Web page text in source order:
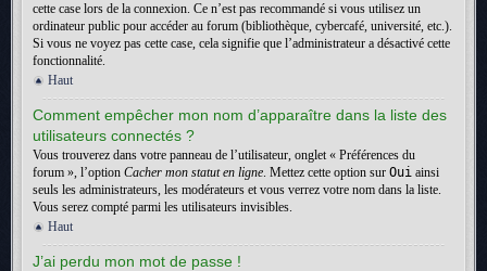
cette case lors de la connexion. Ce n’est pas recommandé si vous utilisez un
ordinateur public pour accéder au forum (bibliothèque, cybercafé, université, etc.).
Si vous ne voyez pas cette case, cela signifie que l’administrateur a désactivé cette
fonctionnalité.
Haut
Comment empêcher mon nom d’apparaître dans la liste des
utilisateurs connectés ?
Vous trouverez dans votre panneau de l’utilisateur, onglet « Préférences du
forum », l’option Cacher mon statut en ligne. Mettez cette option sur Oui ainsi
seuls les administrateurs, les modérateurs et vous verrez votre nom dans la liste.
Vous serez compté parmi les utilisateurs invisibles.
Haut
J’ai perdu mon mot de passe !